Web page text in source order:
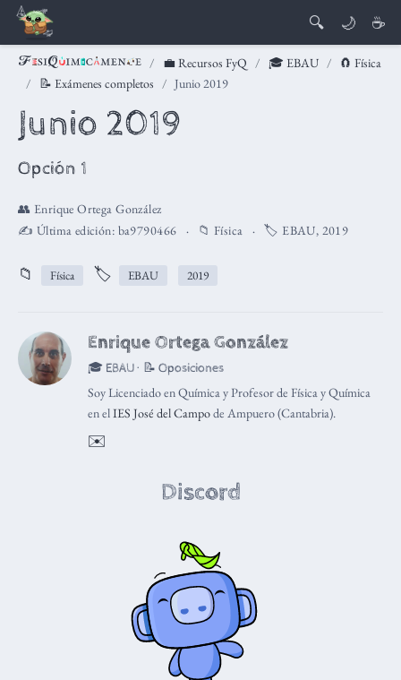
🔍 🌙 ☕
💼 Recursos FyQ 🎓 EBAU
🧲 Física
📝 Exámenes completos
Junio 2019
Junio 2019
Opción 1
👥 Enrique Ortega González
✍️ Última edición: ba9790466 📁 Física 🏷️ EBAU, 2019
📁 Física 🏷️ EBAU 2019
Enrique Ortega González
🎓 EBAU · 📝 Oposiciones
Soy Licenciado en Química y Profesor de Física y Química
en elIES José del Campode Ampuero (Cantabria).
✉️
Discord